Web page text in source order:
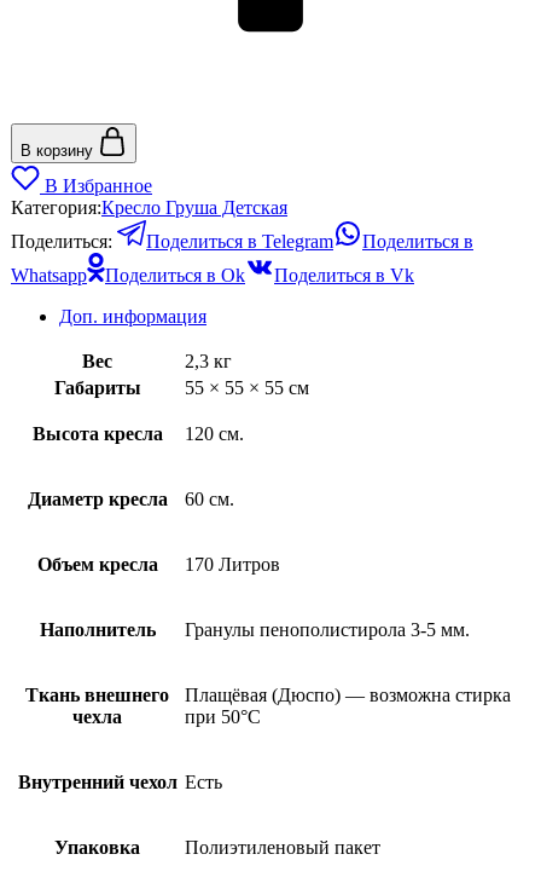
В корзину
В Избранное
Категория:Кресло Груша Детская
Поделиться:
Поделиться в Telegram
Поделиться в
Whatsapp
Поделиться в Ok
Поделиться в Vk
Доп. информация
Вес
2,3 кг
Габариты
55 × 55 × 55 см
Высота кресла 120 см.
Диаметр кресла 60 см.
Объем кресла 170 Литров
Наполнитель Гранулы пенополистирола 3-5 мм.
Ткань внешнего
чехла
Плащёвая (Дюспо) — возможна стирка
при 50°С
Внутренний чехол Есть
Упаковка Полиэтиленовый пакет